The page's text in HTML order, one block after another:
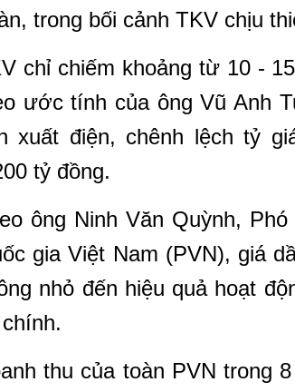
trong bối cảnh TKV chịu
chỉ chiếm khoảng từ 10 -
ước tính của ông Vũ Anh
xuất điện, chênh lệch tỷ
tỷ đồng.
ông Ninh Văn Quỳnh,
gia Việt Nam (PVN), giá
nhỏ đến hiệu quả hoạt
thu của toàn PVN trong